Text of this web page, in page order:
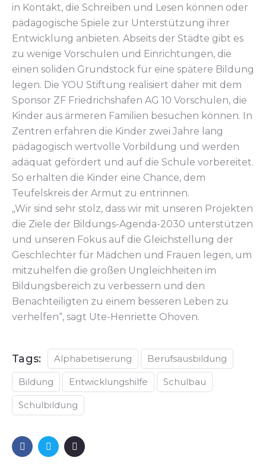
in Kontakt, die Schreiben und Lesen können oder
pädagogische Spiele zur Unterstützung ihrer
Entwicklung anbieten. Abseits der Städte gibt es
zu wenige Vorschulen und Einrichtungen, die
einen soliden Grundstock für eine spätere Bildung
legen. Die YOU Stiftung realisiert daher mit dem
Sponsor ZF Friedrichshafen AG 10 Vorschulen, die
Kinder aus ärmeren Familien besuchen können. In
Zentren erfahren die Kinder zwei Jahre lang
pädagogisch wertvolle Vorbildung und werden
adäquat gefördert und auf die Schule vorbereitet.
So erhalten die Kinder eine Chance, dem
Teufelskreis der Armut zu entrinnen.
„Wir sind sehr stolz, dass wir mit unseren Projekten
die Ziele der Bildungs-Agenda-2030 unterstützen
und unseren Fokus auf die Gleichstellung der
Geschlechter für Mädchen und Frauen legen, um
mitzuhelfen die großen Ungleichheiten im
Bildungsbereich zu verbessern und den
Benachteiligten zu einem besseren Leben zu
verhelfen“, sagt Ute-Henriette Ohoven.
Tags: Alphabetisierung Berufsausbildung
Bildung Entwicklungshilfe Schulbau
Schulbildung